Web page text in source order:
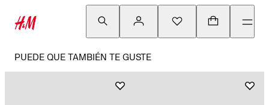
PUEDE QUE TAMBIÉN TE GUSTE